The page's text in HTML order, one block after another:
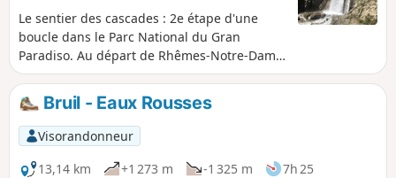
Le sentier des cascades : 2e étape d'une
boucle dans le Parc National du Gran
Paradiso. Au départ de Rhêmes-Notre-Dame,
on atteint le Rifugio Benevolo en passant
devant de nombreuses cascades
impressionnantes.
Bruil - Eaux Rousses
Visorandonneur
13,14 km
+1 273 m -1 325 m
7h 25